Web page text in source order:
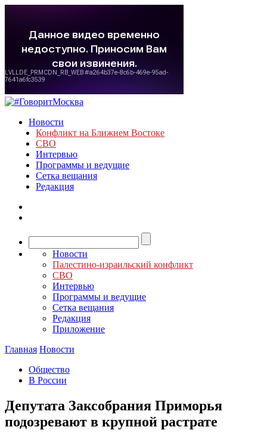
Новости
Конфликт на Ближнем Востоке
СВО
Интервью
Программы и ведущие
Сетка вещания
Редакция
Новости
Палестино-израильский конфликт
СВО
Интервью
Программы и ведущие
Сетка вещания
Редакция
Приложение
Главная Новости
Общество
В России
Депутата Заксобрания Приморья
подозревают в крупной растрате